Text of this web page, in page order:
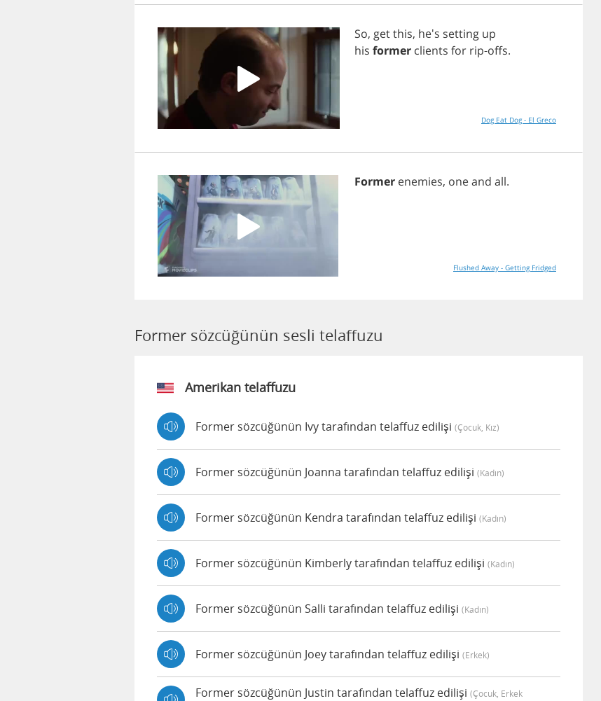
So, getthis, he's setting up
his former clients for rip-offs.
Dog Eat Dog - El Greco
Former enemies, oneand all.
Flushed Away - Getting Fridged
Former sözcüğünün sesli telaffuzu
Amerikan telaffuzu
Former sözcüğünün Ivy tarafından telaffuz edilişi (çocuk, Kız)
Former sözcüğünün Joanna tarafından telaffuz edilişi (kadın)
Former sözcüğünün Kendra tarafından telaffuz edilişi (kadın)
Former sözcüğünün Kimberly tarafından telaffuz edilişi (kadın)
Former sözcüğünün Salli tarafından telaffuz edilişi (kadın)
Former sözcüğünün Joey tarafından telaffuz edilişi (erkek)
Former sözcüğünün Justin tarafından telaffuz edilişi (çocuk, Erkek